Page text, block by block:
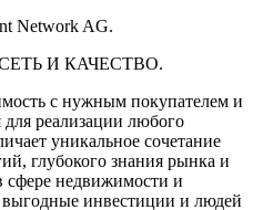
Network AG.
И КАЧЕСТВО.
с нужным покупателем и
реализации любого
уникальное сочетание
глубокого знания рынка и
сфере недвижимости и
инвестиции и людей